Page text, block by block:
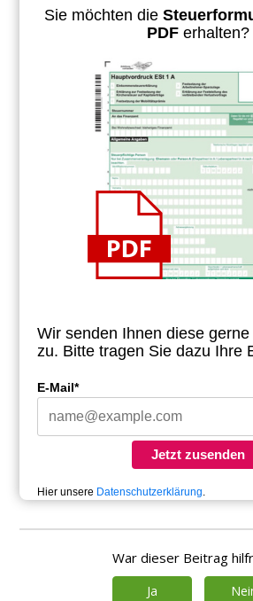
Sie möchten die
PDF erhalten?
Wir senden Ihnen diese gerne
zu. Bitte tragen Sie dazu Ihre
E-Mail*
Jetzt zusenden
Hier unsere Datenschutzerklärung.
War dieser Beitrag
Ja